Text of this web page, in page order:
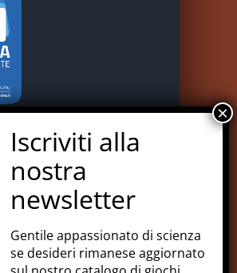
puoi acquistare i
con la carta del docente.
in collaborazione con
Colosi di Messina.
Gentile appassionato di scienza
se desideri rimanese aggiornato